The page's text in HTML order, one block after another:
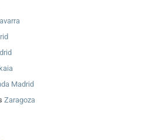
Madrid
Zaragoza